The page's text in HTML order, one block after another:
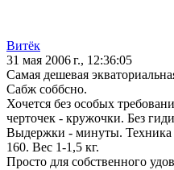
Bитёк
31 мая 2006 г., 12:36:05
Самая дешевая
Сабж соббсно.
Хочется без особых
черточек - кружочки. Без
Выдержки - минуты. Техника
160. Вес 1-1,5 кг.
Просто для собственного